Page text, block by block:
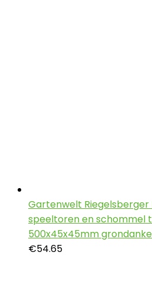
Gartenwelt
speeltoren en schommel
500x45x45mm
€54.65